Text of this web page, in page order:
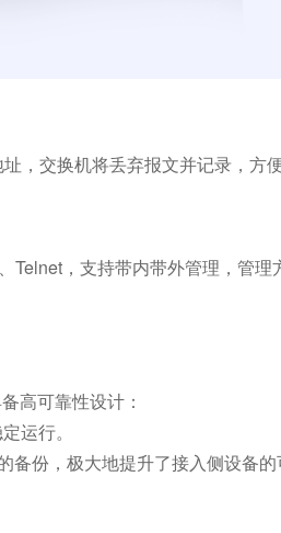
交换机将丢弃报文并记录，方
，支持带内带外管理，管理
高可靠性设计：
运行。
，极大地提升了接入侧设备的